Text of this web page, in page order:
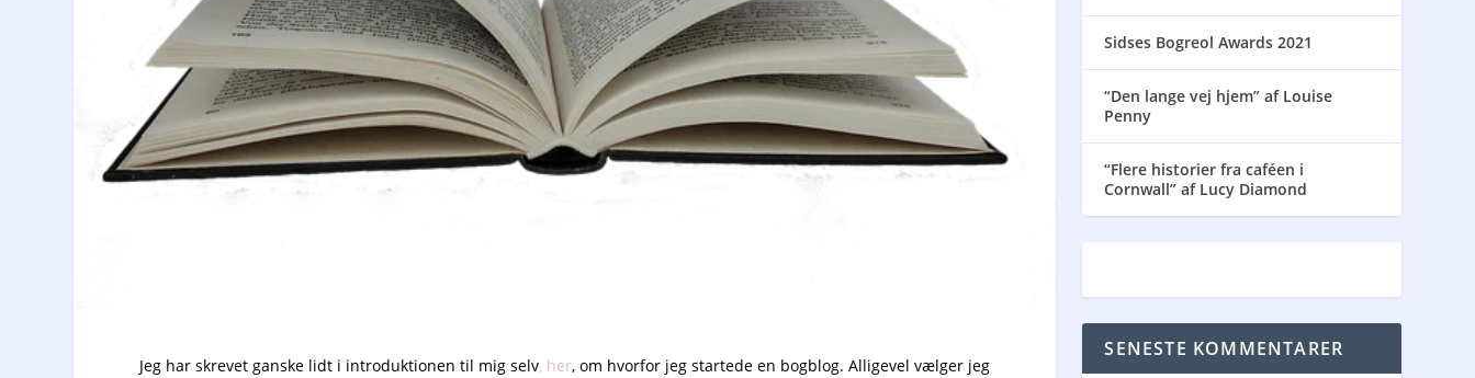
Jeg har skrevet ganske lidt i introduktionen til mig selv, her, om hvorfor jeg startede en bogblog. Alligevel vælger jeg
Sidses Bogreol Awards 2021
“Den lange vej hjem” af Louise
Penny
“Flere historier fra caféen i
Cornwall” af Lucy Diamond
SENESTE KOMMENTARER